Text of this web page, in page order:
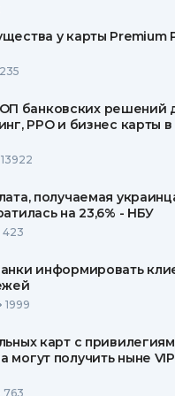
у карты Premium
235
банковских решений
РРО и бизнес карты
13922
получаемая
на 23,6% - НБУ
423
информировать
1999
карт с
могут получить ныне
763